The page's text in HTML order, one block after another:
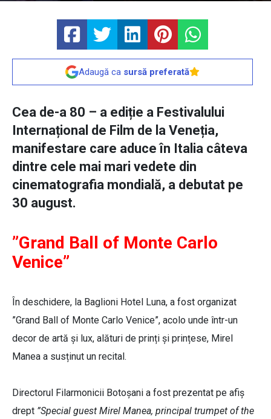
Adaugă ca sursă preferată
Cea de-a 80 – a ediție a Festivalului
Internațional de Film de la Veneția,
manifestare care aduce în Italia câteva
dintre cele mai mari vedete din
cinematografia mondială, a debutat pe
30 august.
”Grand Ball of Monte Carlo
Venice”
În deschidere, la Baglioni Hotel Luna, a fost organizat
”Grand Ball of Monte Carlo Venice”, acolo unde într-un
decor de artă și lux, alături de prinți și prințese, Mirel
Manea a susținut un recital.
Directorul Filarmonicii Botoșani a fost prezentat pe afiș
drept ”Special guest Mirel Manea, principal trumpet of the